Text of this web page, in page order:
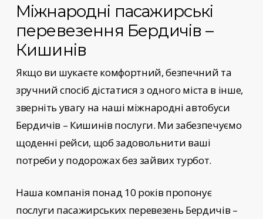
Міжнародні пасажирські
перевезення Бердичів –
Кишинів
Якщо ви шукаєте комфортний, безпечний та
зручний спосіб дістатися з одного міста в інше,
зверніть увагу на наші міжнародні автобуси
Бердичів – Кишинів послуги. Ми забезпечуємо
щоденні рейси, щоб задовольнити ваші
потреби у подорожах без зайвих турбот.
Наша компанія понад 10 років пропонує
послуги пасажирських перевезень Бердичів –